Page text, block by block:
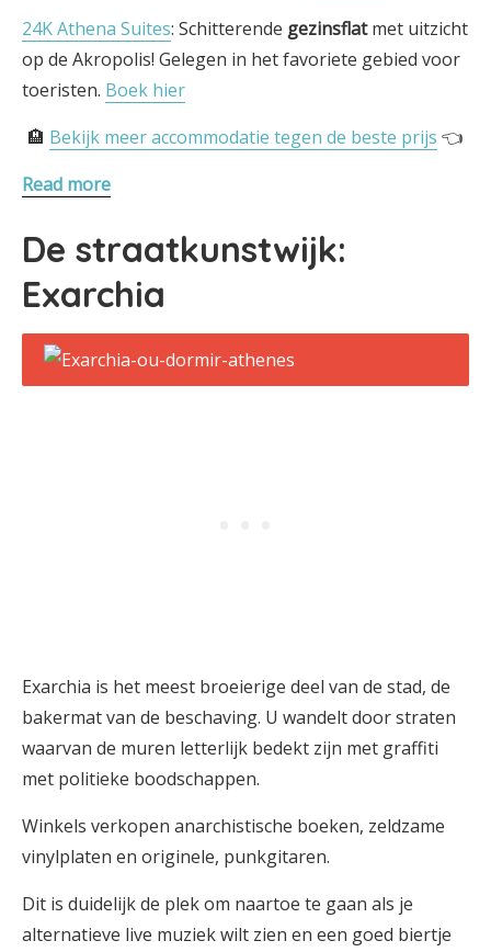
24K Athena Suites: Schitterende gezinsflatmet uitzicht
op de Akropolis! Gelegen in het favoriete gebied voor
toeristen. Boek hier
🏨 Bekijk meer accommodatie tegen de beste prijs 👈
Read more
De straatkunstwijk:
Exarchia
Exarchia is het meest broeierige deel van de stad, de
bakermat van de beschaving. U wandelt door straten
waarvan de muren letterlijk bedekt zijn met graffiti
met politieke boodschappen.
Winkels verkopen anarchistische boeken, zeldzame
vinylplaten en originele, punkgitaren.
Dit is duidelijk de plek om naartoe te gaan als je
alternatieve live muziek wilt zien en een goed biertje